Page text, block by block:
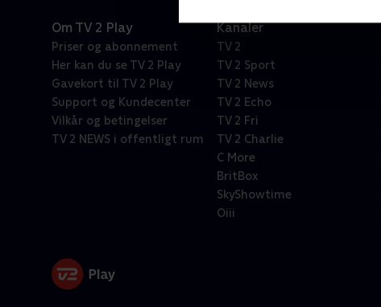
Om TV 2 Play
Priser og abonnement
Her kan du se TV 2 Play
Gavekort til TV 2 Play
Support og Kundecenter
Vilkår og betingelser
TV 2 NEWS i offentligt rum
Kanaler
TV 2
TV 2 Sport
TV 2 News
TV 2 Echo
TV 2 Fri
TV 2 Charlie
C More
BritBox
SkyShowtime
Oiii